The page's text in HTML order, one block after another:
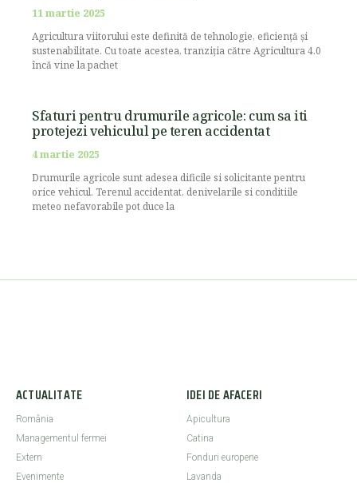
11 martie 2025
Agricultura viitorului este definită de tehnologie, eficiență și
sustenabilitate. Cu toate acestea, tranziția către Agricultura 4.0
încă vine la pachet
Sfaturi pentru drumurile agricole: cum sa iti
protejezi vehiculul pe teren accidentat
4 martie 2025
Drumurile agricole sunt adesea dificile si solicitante pentru
orice vehicul. Terenul accidentat, denivelarile si conditiile
meteo nefavorabile pot duce la
ACTUALITATE
România
Managementul fermei
Extern
Evenimente
IDEI DE AFACERI
Apicultura
Catina
Fonduri europene
Lavanda